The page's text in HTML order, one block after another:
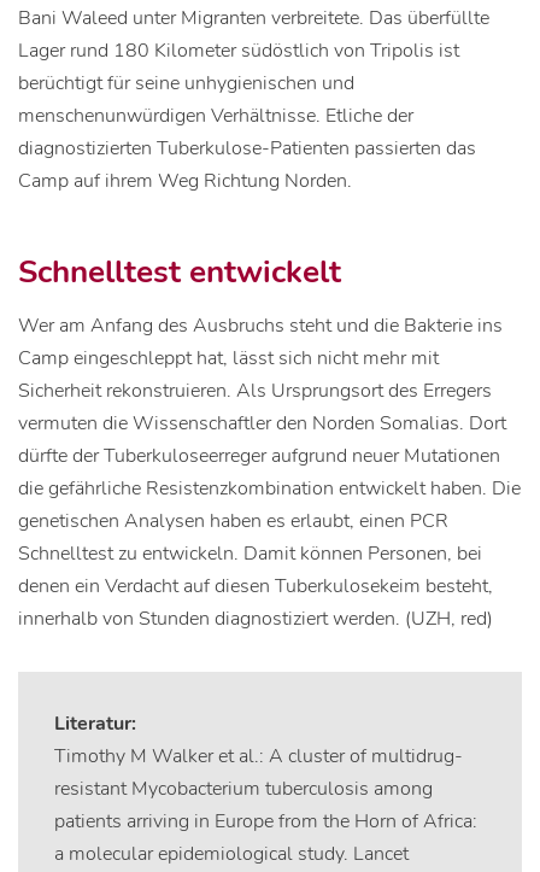
Bani Waleed unter Migranten verbreitete. Das überfüllte
Lager rund 180 Kilometer südöstlich von Tripolis ist
berüchtigt für seine unhygienischen und
menschenunwürdigen Verhältnisse. Etliche der
diagnostizierten Tuberkulose-Patienten passierten das
Camp auf ihrem Weg Richtung Norden.
Schnelltest entwickelt
Wer am Anfang des Ausbruchs steht und die Bakterie ins
Camp eingeschleppt hat, lässt sich nicht mehr mit
Sicherheit rekonstruieren. Als Ursprungsort des Erregers
vermuten die Wissenschaftler den Norden Somalias. Dort
dürfte der Tuberkuloseerreger aufgrund neuer Mutationen
die gefährliche Resistenzkombination entwickelt haben. Die
genetischen Analysen haben es erlaubt, einen PCR
Schnelltest zu entwickeln. Damit können Personen, bei
denen ein Verdacht auf diesen Tuberkulosekeim besteht,
innerhalb von Stunden diagnostiziert werden. (UZH, red)
Literatur:
Timothy M Walker et al.: A cluster of multidrug-
resistant Mycobacterium tuberculosis among
patients arriving in Europe from the Horn of Africa:
a molecular epidemiological study. Lancet